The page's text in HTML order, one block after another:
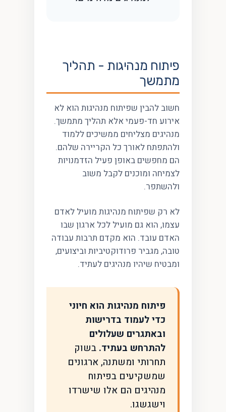
פיתוח מנהיגות - תהליך
מתמשך
חשוב להבין שפיתוח מנהיגות הוא לא
אירוע חד-פעמי אלא תהליך מתמשך.
מנהיגים מצליחים ממשיכים ללמוד
ולהתפתח לאורך כל הקריירה שלהם.
הם מחפשים באופן פעיל הזדמנויות
לצמיחה ומוכנים לקבל משוב
ולהשתפר.
לא רק שפיתוח מנהיגות מועיל לאדם
עצמו, הוא גם מועיל לכל ארגון שבו
האדם עובד. הוא מקדם תרבות עבודה
טובה, מגביר פרודוקטיביות וביצועים,
ומבטיח שיהיו מנהיגים לעתיד.
פיתוח מנהיגות הוא חיוני
כדי לעמוד בדרישות
ובאתגרים שעלולים
להתרחש בעתיד. בשוק
תחרותי ומשתנה, ארגונים
שמשקיעים בפיתוח
מנהיגים הם אלו שישרדו
וישגשגו.